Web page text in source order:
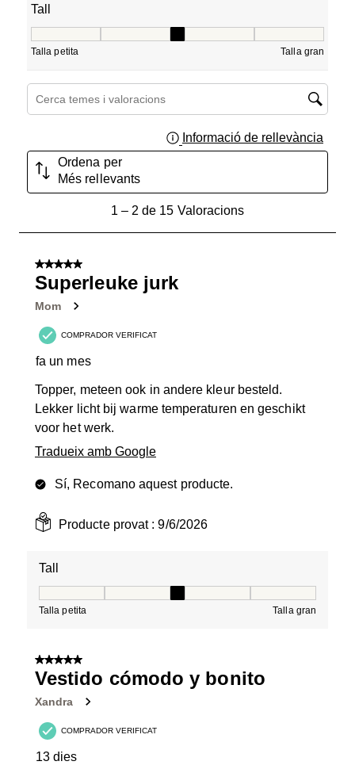
Tall
Talla petita Talla gran
Cerca temes i valoracions regió de cerca
Informació de rellevància
Ordena per
Més rellevants
Valoracions.
1– 2 de 15 Valoracions
5 de 5 estrelles.
Superleuke jurk
Mom
COMPRADOR VERIFICAT
fa un mes
Topper, meteen ook in andere kleur besteld.
Lekker licht bij warme temperaturen en geschikt
voor het werk.
Tradueix amb Google
Sí, Recomano aquest producte.
Producte provat :9/6/2026
Tall
Talla petita Talla gran
5 de 5 estrelles.
Vestido cómodo y bonito
Xandra
COMPRADOR VERIFICAT
13 dies